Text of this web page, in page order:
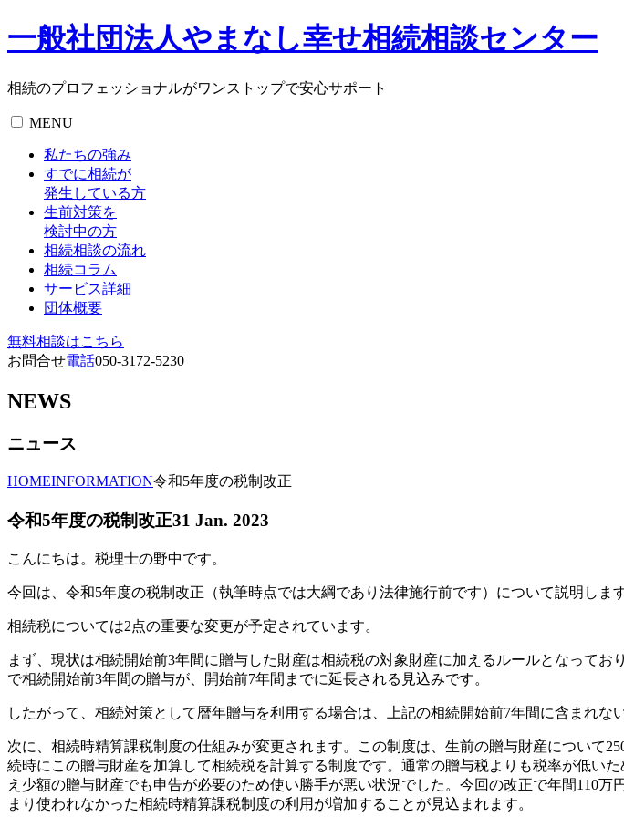
一般社団法人やまなし幸せ相続相談センター
相続のプロフェッショナルがワンストップで安心サポート
MENU
私たちの強み
すでに相続が
発生している方
生前対策を
検討中の方
相続相談の流れ
相続コラム
サービス詳細
団体概要
無料相談はこちら
お問合せ電話050-3172-5230
NEWS
ニュース
HOMEINFORMATION令和5年度の税制改正
令和5年度の税制改正31 Jan. 2023
こんにちは。税理士の野中です。
今回は、令和5年度の税制改正（執筆時点では大綱であり法律施行前です）について説明します
相続税については2点の重要な変更が予定されています。
まず、現状は相続開始前3年間に贈与した財産は相続税の対象財産に加えるルールとなって
で相続開始前3年間の贈与が、開始前7年間までに延長される見込みです。
したがって、相続対策として暦年贈与を利用する場合は、上記の相続開始前7年間に含まれな
次に、相続時精算課税制度の仕組みが変更されます。この制度は、生前の贈与財産について
続時にこの贈与財産を加算して相続税を計算する制度です。通常の贈与税よりも税率が低い
え少額の贈与財産でも申告が必要のため使い勝手が悪い状況でした。今回の改正で年間110
まり使われなかった相続時精算課税制度の利用が増加することが見込まれます。